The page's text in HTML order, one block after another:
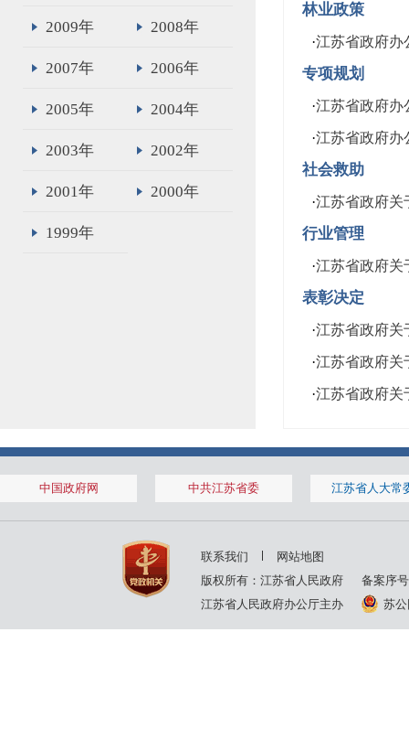
2009年 2008年
2007年 2006年
2005年 2004年
2003年 2002年
2001年 2000年
1999年
林业政策
·江苏省政府办
专项规划
·江苏省政府办
·江苏省政府办
社会救助
·江苏省政府关
行业管理
·江苏省政府关
表彰决定
·江苏省政府关
·江苏省政府关
·江苏省政府关
中国政府网 中共江苏省委 江苏省人大常
联系我们
网站地图
版权所有：江苏省人民政府
备案序
江苏省人民政府办公厅主办
苏